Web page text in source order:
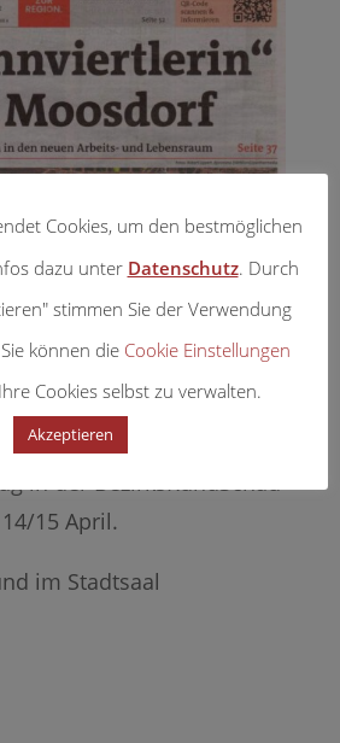
in der BezirksRundSchau
15 April.
im Stadtsaal
Cookies, um den bestmöglichen
dazu unter Datenschutz. Durch
stimmen Sie der Verwendung
können die Cookie Einstellungen
Cookies selbst zu verwalten.
Akzeptieren